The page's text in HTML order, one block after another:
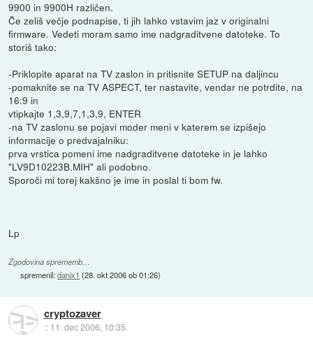
9900 in 9900H različen.
Če zeliš večje podnapise, ti jih lahko vstavim jaz v originalni
firmware. Vedeti moram samo ime nadgraditvene datoteke. To
storiš tako:
-Priklopite aparat na TV zaslon in pritisnite SETUP na daljincu
-pomaknite se na TV ASPECT, ter nastavite, vendar ne potrdite, na
16:9 in
vtipkajte 1,3,9,7,1,3,9, ENTER
-na TV zaslonu se pojavi moder meni v katerem se izpišejo
informacije o predvajalniku:
prva vrstica pomeni ime nadgraditvene datoteke in je lahko
"LV9D10223B.MIH" ali podobno.
Sporoči mi torej kakšno je ime in poslal ti bom fw.
Lp
Zgodovina sprememb…
spremenil:danix1 (28. okt 2006 ob 01:26)
cryptozaver
:: 11. dec 2006, 10:35